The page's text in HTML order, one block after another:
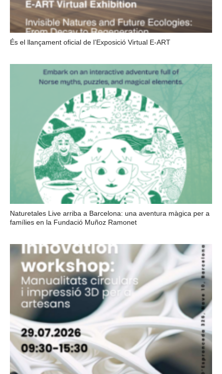
És el llançament oficial de l’Exposició Virtual E-ART
Naturetales Live arriba a Barcelona: una aventura màgica per a
famílies en la Fundació Muñoz Ramonet